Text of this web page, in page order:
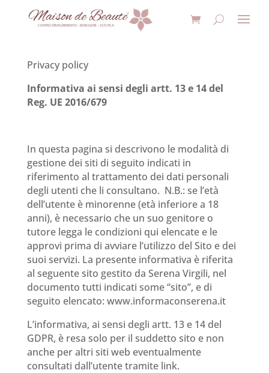
Privacy policy
Informativa ai sensi degli artt. 13 e 14 del
Reg. UE 2016/679
In questa pagina si descrivono le modalità di
gestione dei siti di seguito indicati in
riferimento al trattamento dei dati personali
degli utenti che li consultano. N.B.: se l’età
dell’utente è minorenne (età inferiore a 18
anni), è necessario che un suo genitore o
tutore legga le condizioni qui elencate e le
approvi prima di avviare l’utilizzo del Sito e dei
suoi servizi. La presente informativa è riferita
al seguente sito gestito da Serena Virgili, nel
documento tutti indicati some “sito”, e di
seguito elencato: www.informaconserena.it
L’informativa, ai sensi degli artt. 13 e 14 del
GDPR, è resa solo per il suddetto sito e non
anche per altri siti web eventualmente
consultati dall’utente tramite link.